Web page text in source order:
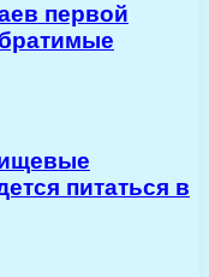
первой
питаться в